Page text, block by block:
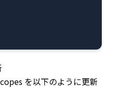
を以下のように更新